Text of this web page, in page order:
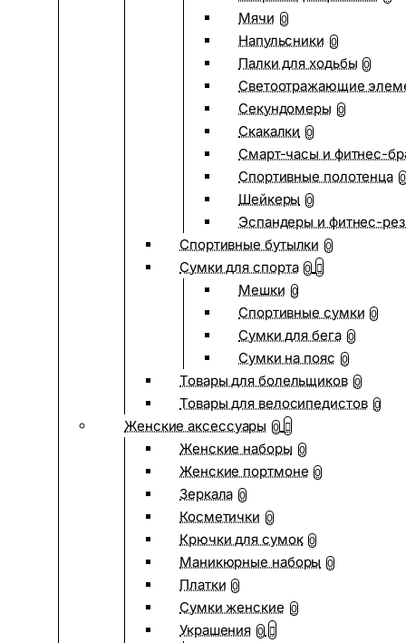
Мячи 0
Напульсники 0
Палки для ходьбы 0
Светоотражающие
Секундомеры 0
Скакалки 0
Смарт-часы и фитнес-
Спортивные полотенца 0
Шейкеры 0
Эспандеры и фитнес-
Спортивные бутылки 0
Сумки для спорта 0
Мешки 0
Спортивные сумки 0
Сумки для бега 0
Сумки на пояс 0
Товары для болельщиков 0
Товары для велосипедистов 0
Женские аксессуары 0
Женские наборы 0
Женские портмоне 0
Зеркала 0
Косметички 0
Крючки для сумок 0
Маникюрные наборы 0
Платки 0
Сумки женские 0
Украшения 0